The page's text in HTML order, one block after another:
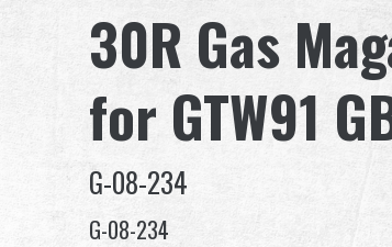
30R Gas
for GTW91
G-08-234
G-08-234